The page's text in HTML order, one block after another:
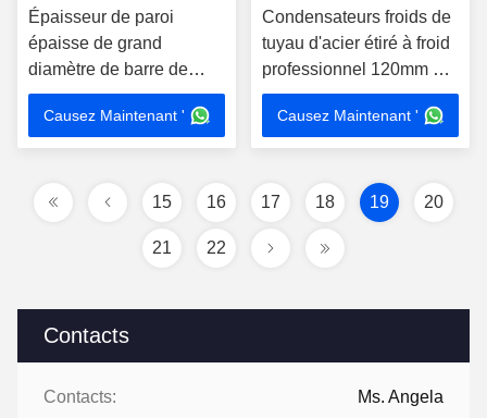
Contacts
Contacts: Ms. Angela
Épaisseur de paroi
épaisse de grand
diamètre de barre de
cavité d'acier doux de
machines DIN2391
Causez Maintenant '
Condensateurs froids de
tuyau d'acier étiré à froid
professionnel 120mm OD
E235 E355
Causez Maintenant '
15 16 17 18 19 20
21 22